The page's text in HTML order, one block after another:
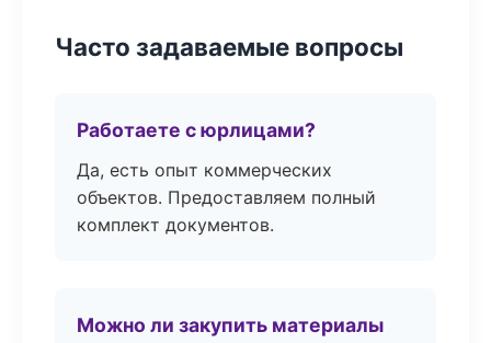
Часто задаваемые вопросы
Работаете с юрлицами?
Да, есть опыт коммерческих
объектов. Предоставляем полный
комплект документов.
Можно ли закупить материалы